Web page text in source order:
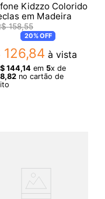
Kidzzo Colorido
em Madeira
158,55
20%OFF
126,84 à vista
144,14em 5x de
,82no cartão de